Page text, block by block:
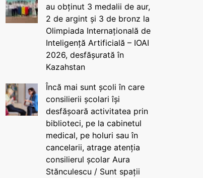
au obținut 3 medalii de aur,
2 de argint și 3 de bronz la
Olimpiada Internațională de
Inteligență Artificială – IOAI
2026, desfășurată în
Kazahstan
Încă mai sunt școli în care
consilierii școlari își
desfășoară activitatea prin
biblioteci, pe la cabinetul
medical, pe holuri sau în
cancelarii, atrage atenția
consilierul școlar Aura
Stănculescu / Sunt spații